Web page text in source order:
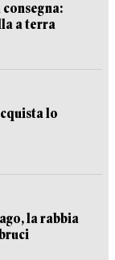
a terra
lo
la rabbia